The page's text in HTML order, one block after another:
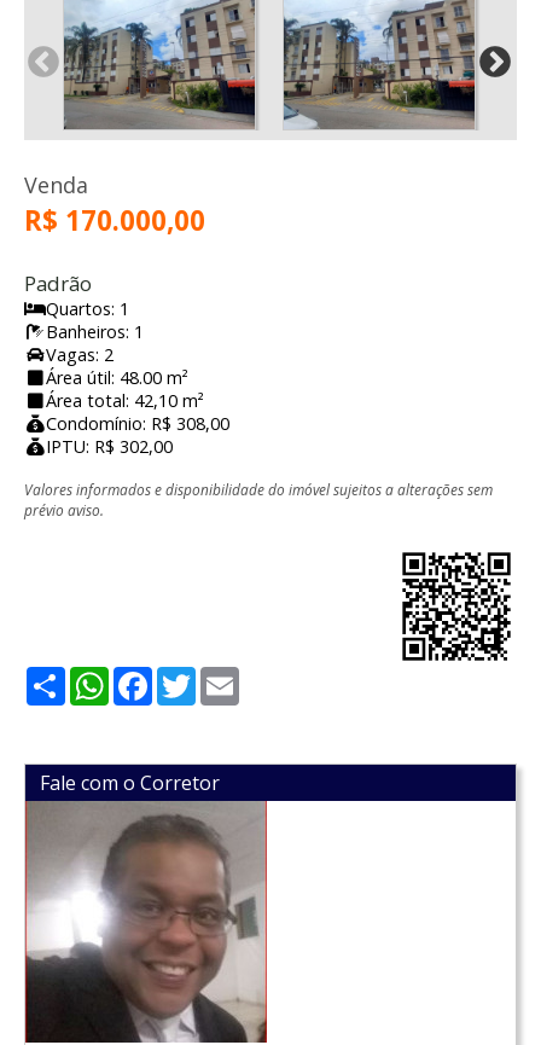
Venda
R$ 170.000,00
Padrão
Quartos: 1
Banheiros: 1
Vagas: 2
Área útil: 48.00 m²
Área total: 42,10 m²
Condomínio: R$ 308,00
IPTU: R$ 302,00
Valores informados e disponibilidade do imóvel sujeitos a alterações sem
prévio aviso.
ShareWhatsApp
Facebook
Twitter
Fale com o Corretor